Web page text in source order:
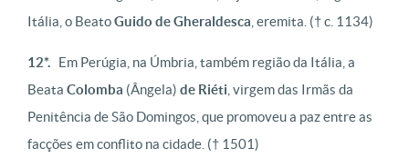
Itália, o BeatoGuido de Gheraldesca , eremita. († c. 1134)
12*. Em Perúgia, na Úmbria, também região da Itália, a
Beata Colomba (Ângela) de Riéti , virgem das Irmãs da
Penitência de São Domingos, que promoveu a paz entre as
facções em conflito na cidade. († 1501)